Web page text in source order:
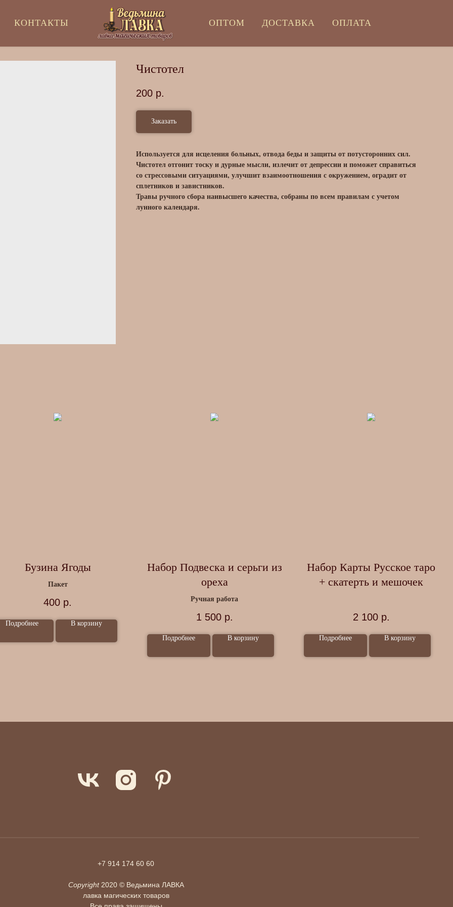
КОНТАКТЫ ОПТОМ ДОСТАВКА ОПЛАТА
Чистотел
200 р.
Заказать
Используется для исцеления больных, отвода беды и защиты от потусторонних сил.
Чистотел отгонит тоску и дурные мысли, излечит от депрессии и поможет справиться
со стрессовыми ситуациями, улучшит взаимоотношения с окружением, оградит от
сплетников и завистников.
Травы ручного сбора наивысшего качества, собраны по всем правилам с учетом
лунного календаря.
Бузина Ягоды
Пакет
400 р.
Подробнее В корзину
Набор Подвеска и серьги из
ореха
Ручная работа
1 500 р.
Подробнее В корзину
Набор Карты Русское таро
+ скатерть и мешочек
2 100 р.
Подробнее В корзину
+7 914 174 60 60
Copyright2020 © Ведьмина ЛАВКА
лавка магических товаров